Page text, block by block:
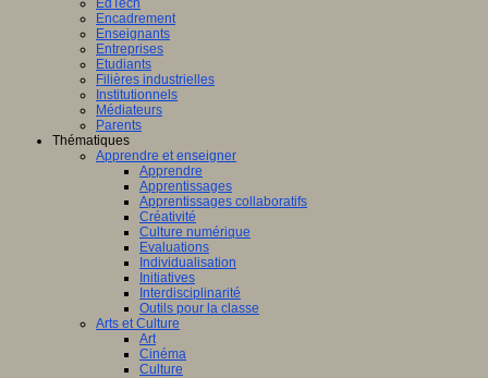
EdTech
Encadrement
Enseignants
Entreprises
Etudiants
Filières industrielles
Institutionnels
Médiateurs
Parents
Thématiques
Apprendre et enseigner
Apprendre
Apprentissages
Apprentissages collaboratifs
Créativité
Culture numérique
Evaluations
Individualisation
Initiatives
Interdisciplinarité
Outils pour la classe
Arts et Culture
Art
Cinéma
Culture